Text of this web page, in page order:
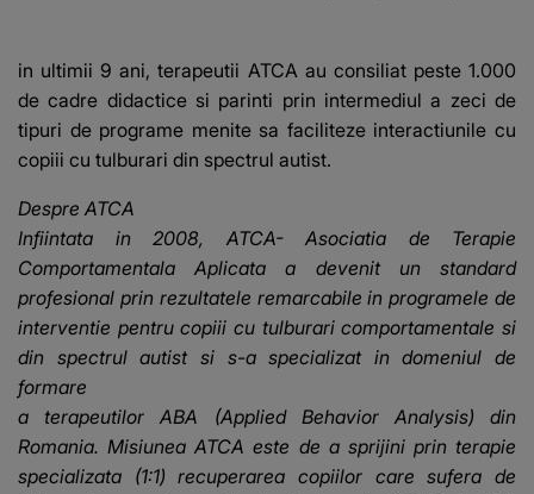
DESCOPERIT DE
ANCHETATORI a șocat
localnicii
in ultimii 9 ani, terapeutii ATCA au consiliat peste 1.000
de cadre didactice si parinti prin intermediul a zeci de
tipuri de programe menite sa faciliteze interactiunile cu
copiii cu tulburari din spectrul autist.
Despre ATCA
Infiintata in 2008, ATCA- Asociatia de Terapie
Comportamentala Aplicata a devenit un standard
profesional prin rezultatele remarcabile in programele de
interventie pentru copiii cu tulburari comportamentale si
din spectrul autist si s-a specializat in domeniul de
formare
a terapeutilor ABA (Applied Behavior Analysis) din
Romania. Misiunea ATCA este de a sprijini prin terapie
specializata (1:1) recuperarea copiilor care sufera de